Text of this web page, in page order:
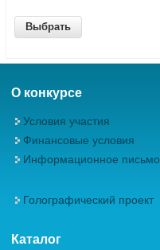
О конкурсе
Условия участия
Финансовые условия
Информационное письмо
Голографический проект
Каталог